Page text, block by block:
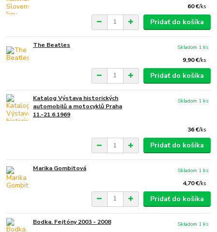
60 €/ks
Pridať do košíka
The Beatles
9,90 €/ks
Skladom 1 ks
Pridať do košíka
Katalog Výstava historických
automobilů a motocyklů Praha
11.-21.6.1969
36 €/ks
Skladom 1 ks
Pridať do košíka
Marika Gombitová
4,70 €/ks
Skladom 1 ks
Pridať do košíka
Bodka. Fejtóny 2003 - 2008
Skladom 1 ks